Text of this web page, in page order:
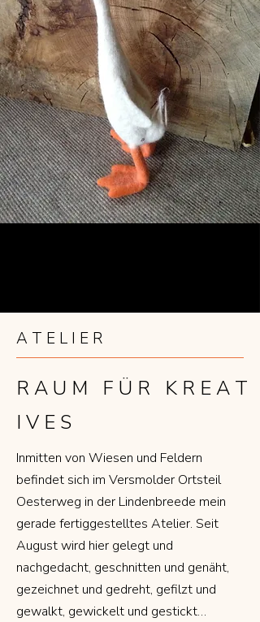
A T E L I E R
R A U M F Ü R K R E A T
I V E S
Inmitten von Wiesen und Feldern
befindet sich im Versmolder Ortsteil
Oesterweg in der Lindenbreede mein
gerade fertiggestelltes Atelier. Seit
August wird hier gelegt und
nachgedacht, geschnitten und genäht,
gezeichnet und gedreht, gefilzt und
gewalkt, gewickelt und gestickt…